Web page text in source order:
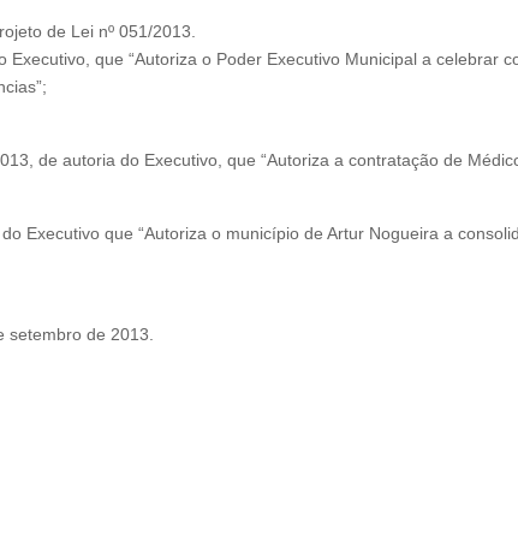
de Lei nº 051/2013.
que “Autoriza o Poder Executivo Municipal a celebrar
de autoria do Executivo, que “Autoriza a contratação de
Executivo que “Autoriza o município de Artur Nogueira a
setembro de 2013.